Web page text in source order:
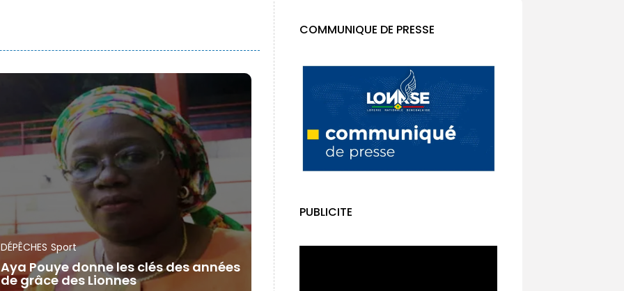
DÉPÊCHES Sport
Aya Pouye donne les clés des années
de grâce des Lionnes
COMMUNIQUE DE PRESSE
PUBLICITE